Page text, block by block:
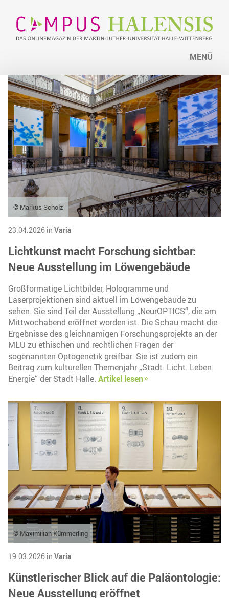
MENÜ
© Markus Scholz
23.04.2026 in Varia
Lichtkunst macht Forschung sichtbar:
Neue Ausstellung im Löwengebäude
Großformatige Lichtbilder, Hologramme und
Laserprojektionen sind aktuell im Löwengebäude zu
sehen. Sie sind Teil der Ausstellung „NeurOPTICS“, die am
Mittwochabend eröffnet worden ist. Die Schau macht die
Ergebnisse des gleichnamigen Forschungsprojekts an der
MLU zu ethischen und rechtlichen Fragen der
sogenannten Optogenetik greifbar. Sie ist zudem ein
Beitrag zum kulturellen Themenjahr „Stadt. Licht. Leben.
Energie“ der Stadt Halle. Artikel lesen
© Maximilian Kümmerling
19.03.2026 in Varia
Künstlerischer Blick auf die Paläontologie:
Neue Ausstellung eröffnet